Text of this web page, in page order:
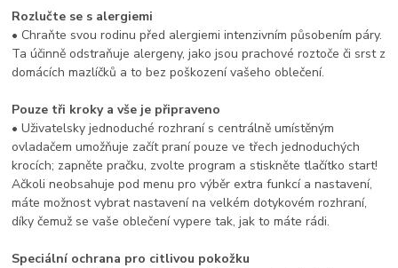
Rozlučte se s alergiemi
• Chraňte svou rodinu před alergiemi intenzivním působením páry.
Ta účinně odstraňuje alergeny, jako jsou prachové roztoče či srst z
domácích mazlíčků a to bez poškození vašeho oblečení.
Pouze tři kroky a vše je připraveno
• Uživatelsky jednoduché rozhraní s centrálně umístěným
ovladačem umožňuje začít praní pouze ve třech jednoduchých
krocích; zapněte pračku, zvolte program a stiskněte tlačítko start!
Ačkoli neobsahuje pod menu pro výběr extra funkcí a nastavení,
máte možnost vybrat nastavení na velkém dotykovém rozhraní,
díky čemuž se vaše oblečení vypere tak, jak to máte rádi.
Speciální ochrana pro citlivou pokožku